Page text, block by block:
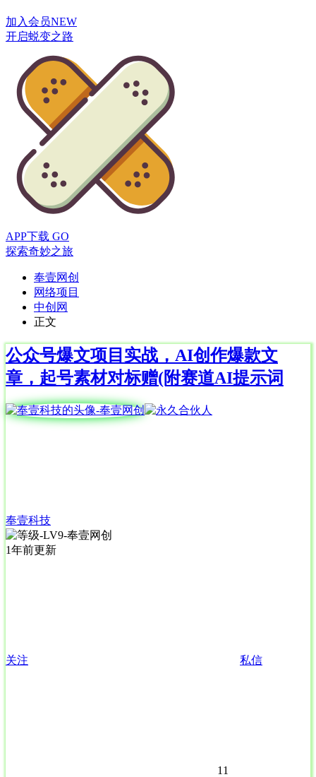
加入会员NEW
开启蜕变之路
APP下载 GO
探索奇妙之旅
奉壹网创
网络项目
中创网
正文
公众号爆文项目实战，AI创作爆款文
章，起号素材对标赠(附赛道AI提示词
奉壹科技
1年前更新
关注 私信
11